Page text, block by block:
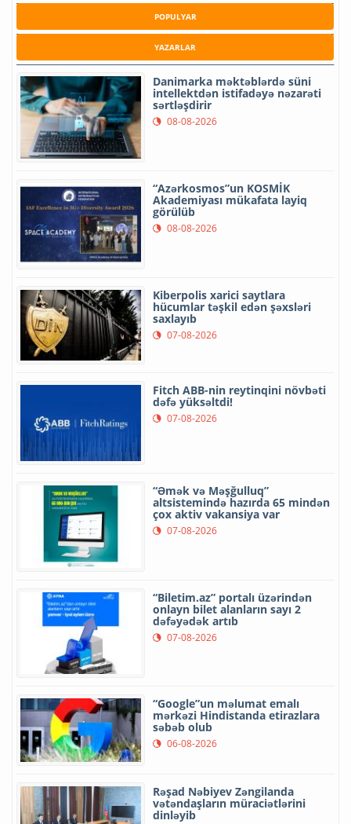
POPULYAR
YAZARLAR
Danimarka məktəblərdə süni
intellektdən istifadəyə nəzarəti
sərtləşdirir
08-08-2026
“Azərkosmos”un KOSMİK
Akademiyası mükafata layiq
görülüb
08-08-2026
Kiberpolis xarici saytlara
hücumlar təşkil edən şəxsləri
saxlayıb
07-08-2026
Fitch ABB-nin reytinqini növbəti
dəfə yüksəltdi!
07-08-2026
“Əmək və Məşğulluq”
altsistemində hazırda 65 mindən
çox aktiv vakansiya var
07-08-2026
“Biletim.az” portalı üzərindən
onlayn bilet alanların sayı 2
dəfəyədək artıb
07-08-2026
“Google”un məlumat emalı
mərkəzi Hindistanda etirazlara
səbəb olub
06-08-2026
Rəşad Nəbiyev Zəngilanda
vətəndaşların müraciətlərini
dinləyib